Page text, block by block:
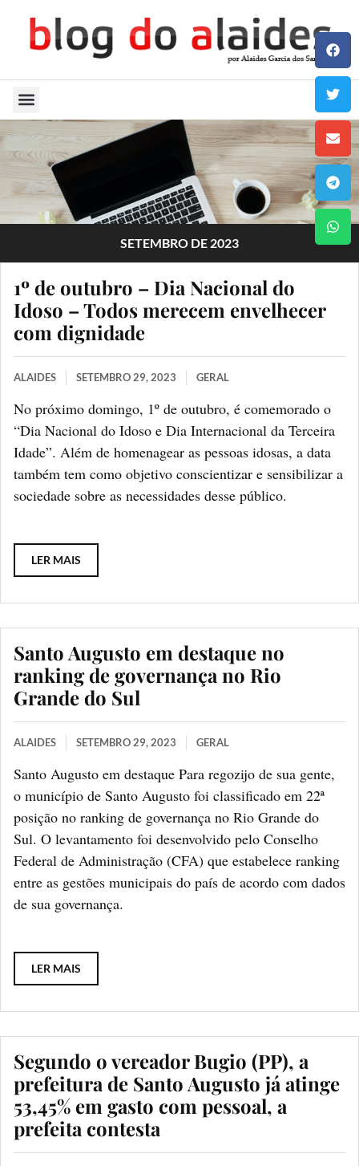
SETEMBRO DE 2023
1º de outubro – Dia Nacional do
Idoso – Todos merecem envelhecer
com dignidade
ALAIDES SETEMBRO 29, 2023 GERAL
No próximo domingo, 1º de outubro, é comemorado o
“Dia Nacional do Idoso e Dia Internacional da Terceira
Idade”. Além de homenagear as pessoas idosas, a data
também tem como objetivo conscientizar e sensibilizar a
sociedade sobre as necessidades desse público.
LER MAIS
Santo Augusto em destaque no
ranking de governança no Rio
Grande do Sul
ALAIDES SETEMBRO 29, 2023 GERAL
Santo Augusto em destaque Para regozijo de sua gente,
o município de Santo Augusto foi classificado em 22ª
posição no ranking de governança no Rio Grande do
Sul. O levantamento foi desenvolvido pelo Conselho
Federal de Administração (CFA) que estabelece ranking
entre as gestões municipais do país de acordo com dados
de sua governança.
LER MAIS
Segundo o vereador Bugio (PP), a
prefeitura de Santo Augusto já atinge
53,45% em gasto com pessoal, a
prefeita contesta